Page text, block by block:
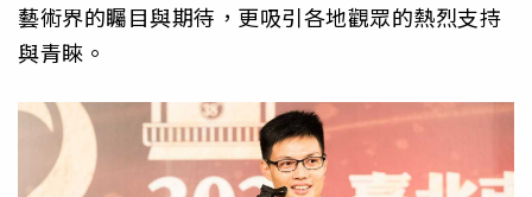
藝術界的矚目與期待，更吸引各地觀眾的熱烈支持
與青睞。